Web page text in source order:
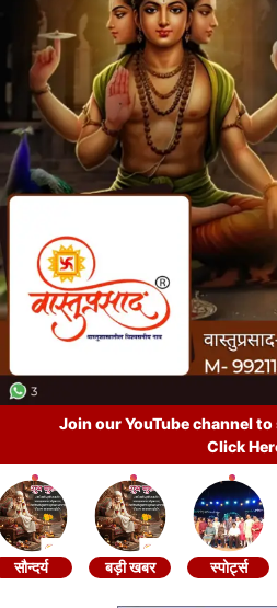
Join our YouTube channel
Click
सौन्दर्य बड़ी खबर स्पोर्ट्स